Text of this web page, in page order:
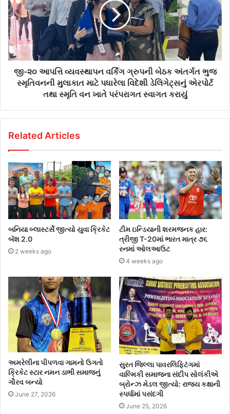
જી-૨૦ આપત્તિ વ્યવસ્થાપન વર્કિંગ ગ્રુપની બેઠક અંતર્ગત ભુજ
સ્મૃતિવનની મુલાકાત માટે પધારેલા વિદેશી ડેલિગેટ્સનું એરપોર્ટ
તથા સ્મૃતિ વન ખાતે પરંપરાગત સ્વાગત કરાયું
Related Articles
બનિયા બ્લાસ્ટર્સે જીત્યો યુવા ક્રિકેટ
બૅશ 2.0
2 weeks ago
ટીમ ઇન્ડિયાની શરમજનક હાર:
ત્રીજી T-20માં ભારત માત્ર ૭૬
રનમાં ઓલઆઉટ
4 weeks ago
અમરેલીના પીપળવા ગામનો ઉગતો
ક્રિકેટ સ્ટાર નમન ડાભી સમાજનું
ગૌરવ બન્યો
June 27, 2026
સુરત જિલ્લા પાવરલિફ્ટિંગમાં
વાલ્મિકી સમાજના સંદીપ સોલંકીએ
બ્રોન્ઝ મેડલ જીત્યો: રાજ્ય કક્ષાની
સ્પર્ધામાં પસંદગી
June 25, 2026